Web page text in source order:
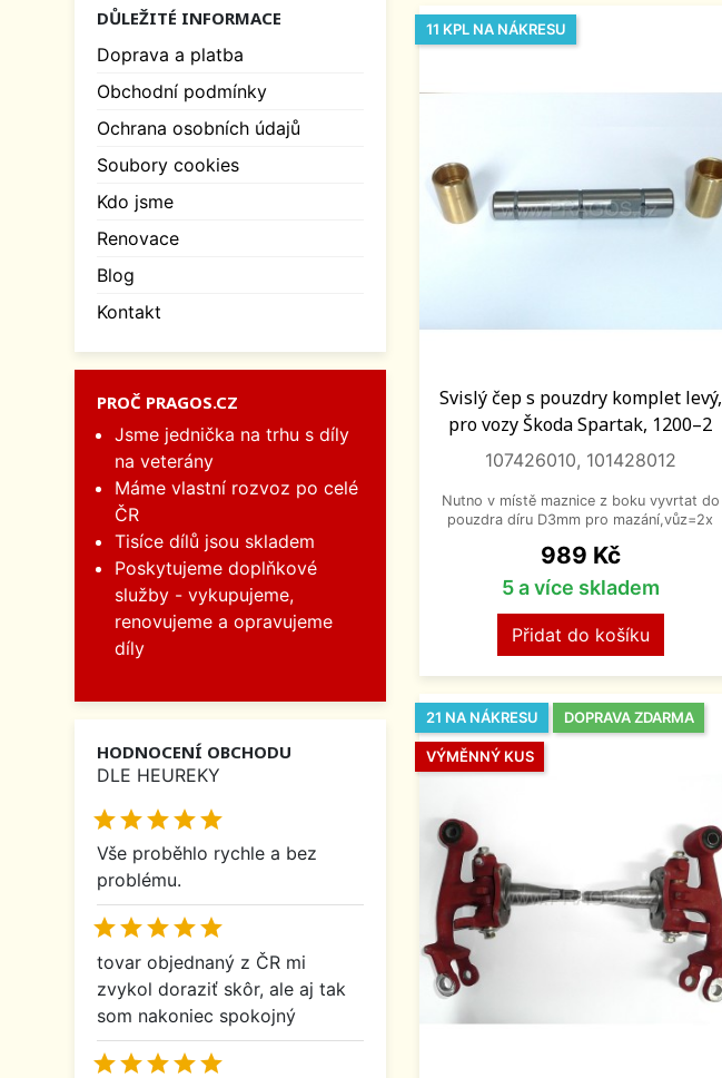
DŮLEŽITÉ INFORMACE
Doprava a platba
Obchodní podmínky
Ochrana osobních údajů
Soubory cookies
Kdo jsme
Renovace
Blog
Kontakt
PROČ PRAGOS.CZ
Jsme jednička na trhu s díly
na veterány
Máme vlastní rozvoz po celé
ČR
Tisíce dílů jsou skladem
Poskytujeme doplňkové
služby - vykupujeme,
renovujeme a opravujeme
díly
HODNOCENÍ OBCHODU
DLE HEUREKY

Vše proběhlo rychle a bez
problému.

tovar objednaný z ČR mi
zvykol doraziť skôr, ale aj tak
som nakoniec spokojný

Svislý čep s pouzdry komplet levý,
pro vozy Škoda Spartak, 1200–2
107426010, 101428012
Nutno v místě maznice z boku vyvrtat do
pouzdra díru D3mm pro mazání,vůz=2x
Cena
989 Kč
5 a více skladem
Přidat do košíku
11 KPL NA NÁKRESU
21 NA NÁKRESU DOPRAVA ZDARMA
VÝMĚNNÝ KUS